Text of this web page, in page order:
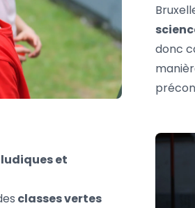
donc
ludiques et
classes vertes